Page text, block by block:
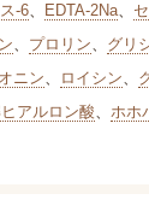
-6、 EDTA-2Na、
、 プロリン、 グリ
ニン、 ロイシン、
アルロン酸、 ホホ